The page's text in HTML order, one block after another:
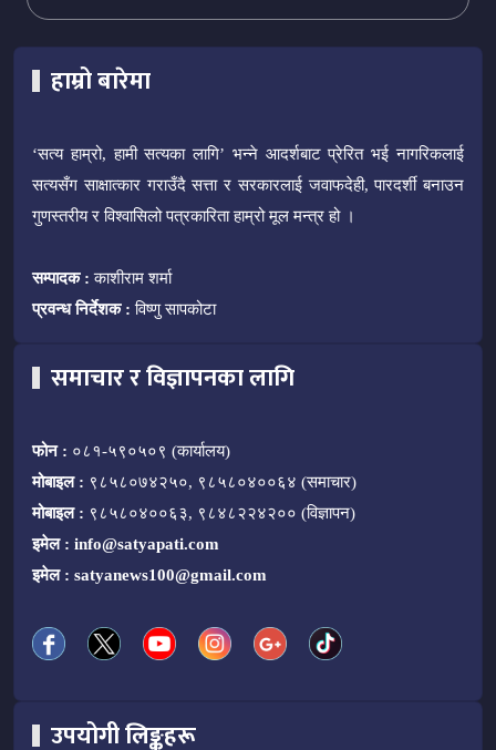
हाम्रो बारेमा
‘सत्य हाम्रो, हामी सत्यका लागि’ भन्ने आदर्शबाट प्रेरित भई नागरिकलाई
सत्यसँग साक्षात्कार गराउँदै सत्ता र सरकारलाई जवाफदेही, पारदर्शी बनाउन
गुणस्तरीय र विश्वासिलो पत्रकारिता हाम्रो मूल मन्त्र हो ।
सम्पादक : काशीराम शर्मा
प्रवन्ध निर्देशक : विष्णु सापकोटा
समाचार र विज्ञापनका लागि
फोन : ०८१-५९०५०९ (कार्यालय)
मोबाइल : ९८५८०७४२५०, ९८५८०४००६४ (समाचार)
मोबाइल : ९८५८०४००६३, ९८४८२२४२०० (विज्ञापन)
इमेल : info@satyapati.com
इमेल : satyanews100@gmail.com
उपयोगी लिङ्कहरू